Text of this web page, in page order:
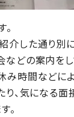
した通り別に
どの案内をし
時間などに
り、気になる
。